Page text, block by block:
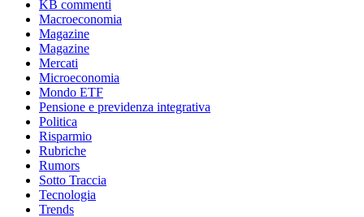
KB commenti
Macroeconomia
Magazine
Magazine
Mercati
Microeconomia
Mondo ETF
Pensione e previdenza integrativa
Politica
Risparmio
Rubriche
Rumors
Sotto Traccia
Tecnologia
Trends